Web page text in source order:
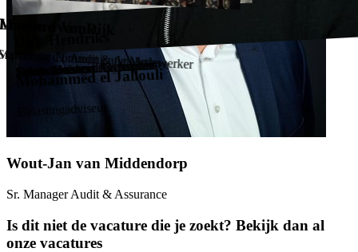
van Dijk
Communicatie Medewerker
Extern Financial Controller
Vonk
IT Audit & Analytics
Martine Mooi – Broekstra
Supervisor Audit & Assurance
Senior Manager Payroll
HR Adviseur
Senior Assistent Accountant
Junior Assistent Accountant
Salarisadviseur
Mohammed el Jallouli
Belastingadviseur
Wout-Jan van Middendorp
Sr. Manager Audit & Assurance
Is dit niet de vacature die je zoekt? Bekijk dan al
onze vacatures